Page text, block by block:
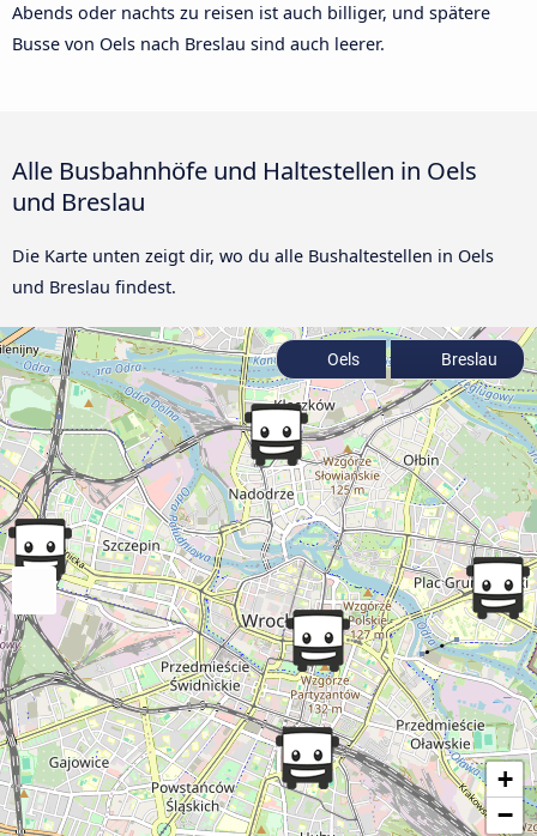
Abends oder nachts zu reisen ist auch billiger, und spätere
Busse von Oels nach Breslau sind auch leerer.
Alle Busbahnhöfe und Haltestellen in Oels
und Breslau
Die Karte unten zeigt dir, wo du alle Bushaltestellen in Oels
und Breslau findest.
+
−
Oels Breslau